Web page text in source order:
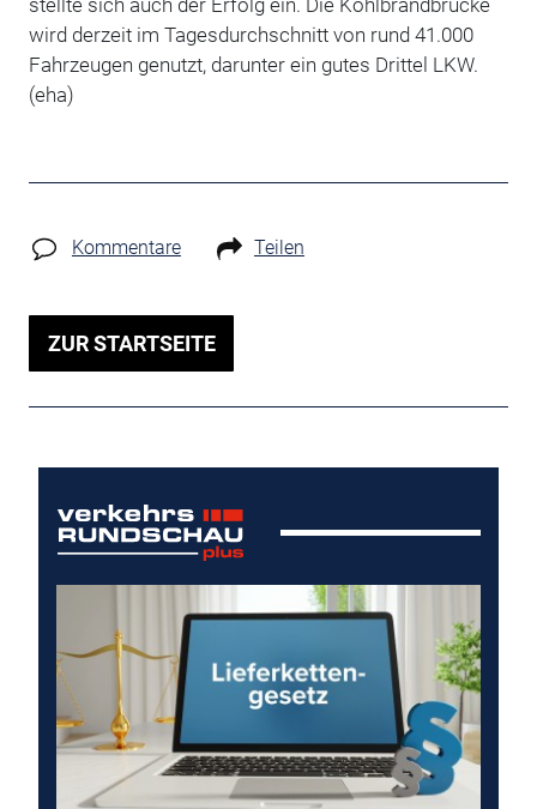
stellte sich auch der Erfolg ein. Die Köhlbrandbrücke
wird derzeit im Tagesdurchschnitt von rund 41.000
Fahrzeugen genutzt, darunter ein gutes Drittel LKW.
(eha)
Kommentare Teilen
ZUR STARTSEITE